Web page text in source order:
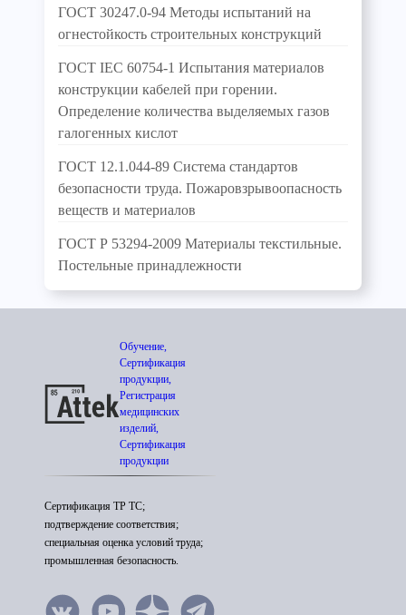
ГОСТ 30247.0-94 Методы испытаний на
огнестойкость строительных конструкций
ГОСТ IEC 60754-1 Испытания материалов
конструкции кабелей при горении.
Определение количества выделяемых газов
галогенных кислот
ГОСТ 12.1.044-89 Система стандартов
безопасности труда. Пожаровзрывоопасность
веществ и материалов
ГОСТ Р 53294-2009 Материалы текстильные.
Постельные принадлежности
Обучение,
Сертификация
продукции,
Регистрация
медицинских
изделий,
Сертификация
продукции
Сертификация ТР ТС;
подтверждение соответствия;
специальная оценка условий труда;
промышленная безопасность.